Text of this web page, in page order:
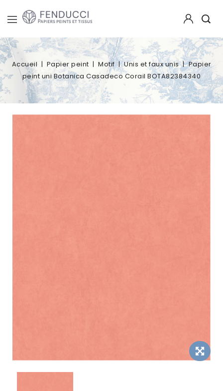
Accueil Papier peint Motif Unis et faux unis
Papier
peint uni Botanica Casadeco Corail BOTA82384340